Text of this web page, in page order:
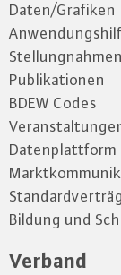
Daten/Grafiken
Stellungnahmen
Publikationen
BDEW Codes
Datenplattform
Bildung und
Verband